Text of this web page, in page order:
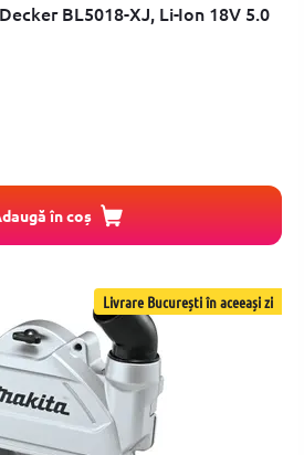
BL5018-XJ, Li-Ion 18V 5.0
în coș
Livrare București în aceeași zi